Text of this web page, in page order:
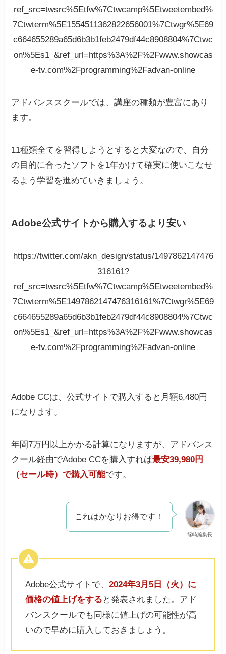
ref_src=twsrc%5Etfw%7Ctwcamp%5Etweetembed%
7Ctwterm%5E1554511362822656001%7Ctwgr%5E69
c664655289a65d6b3b1feb2479df44c8908804%7Ctwc
on%5Es1_&ref_url=https%3A%2F%2Fwww.showcas
e-tv.com%2Fprogramming%2Fadvan-online
アドバンススクールでは、講座の種類が豊富にあり
ます。
11種類全てを習得しようとすると大変なので、自分
の目的に合ったソフトを1年かけて確実に使いこなせ
るよう学習を進めていきましょう。
Adobe公式サイトから購入するより安い
https://twitter.com/akn_design/status/1497862147476
316161?
ref_src=twsrc%5Etfw%7Ctwcamp%5Etweetembed%
7Ctwterm%5E1497862147476316161%7Ctwgr%5E69
c664655289a65d6b3b1feb2479df44c8908804%7Ctwc
on%5Es1_&ref_url=https%3A%2F%2Fwww.showcas
e-tv.com%2Fprogramming%2Fadvan-online
Adobe CCは、公式サイトで購入すると月額6,480円
になります。
年間7万円以上かかる計算になりますが、アドバンス
クール経由でAdobe CCを購入すれば最安39,980円
（セール時）で購入可能です。
篠崎編集長
これはかなりお得です！
Adobe公式サイトで、 2024年3月5日（火）に
価格の値上げをする と発表されました。アド
バンスクールでも同様に値上げの可能性が高
いので早めに購入しておきましょう。